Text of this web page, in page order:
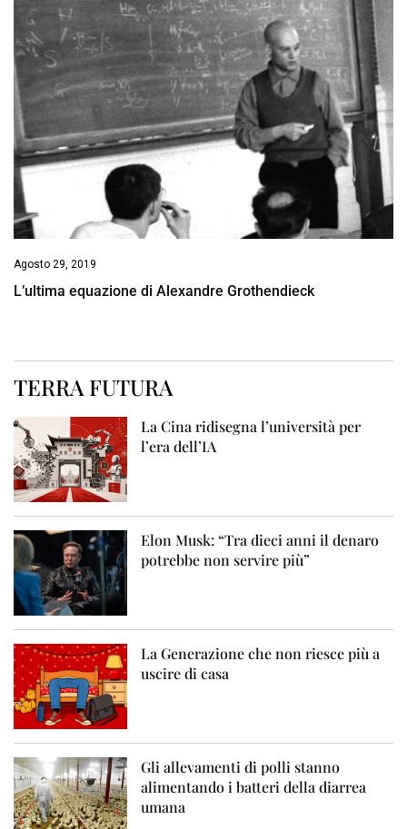
Agosto 29, 2019
L’ultima equazione di Alexandre Grothendieck
TERRA FUTURA
La Cina ridisegna l’università per
l’era dell’IA
Elon Musk: “Tra dieci anni il denaro
potrebbe non servire più”
La Generazione che non riesce più a
uscire di casa
Gli allevamenti di polli stanno
alimentando i batteri della diarrea
umana